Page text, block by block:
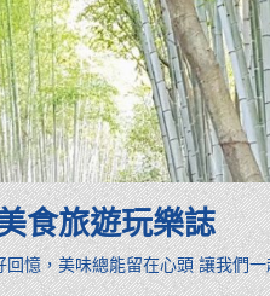
食旅遊玩樂誌
憶，美味總能留在心頭 讓我們